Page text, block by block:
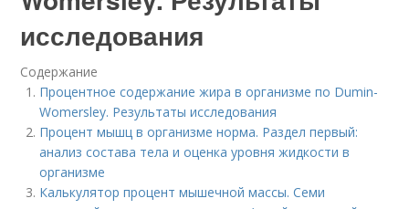
исследования
Содержание
Процентное содержание жира в организме по Dumin-
Womersley. Результаты исследования
Процент мышц в организме норма. Раздел первый:
анализ состава тела и оценка уровня жидкости в
организме
Калькулятор процент мышечной массы. Семи